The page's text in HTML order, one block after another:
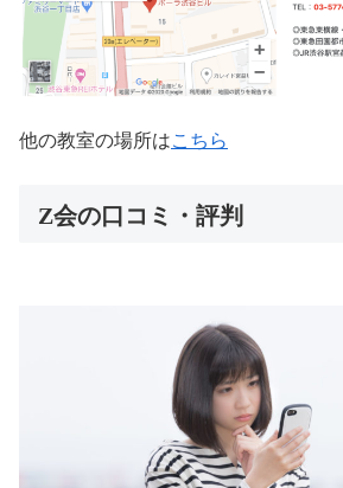
他の教室の場所はこちら
Z会の口コミ・評判